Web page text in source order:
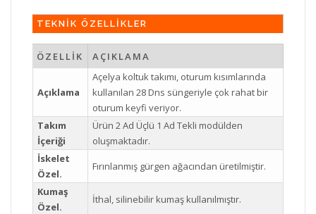
TEKNİK ÖZELLİKLER
ÖZELLİK AÇIKLAMA
Açıklama
Açelya koltuk takımı, oturum kısımlarında
kullanılan 28 Dns süngeriyle çok rahat bir
oturum keyfi veriyor.
Takım
İçeriği
Ürün 2 Ad Üçlü 1 Ad Tekli modülden
oluşmaktadır.
İskelet
Özel.
Fırınlanmış gürgen ağacından üretilmiştir.
Kumaş
Özel.
İthal, silinebilir kumaş kullanılmıştır.